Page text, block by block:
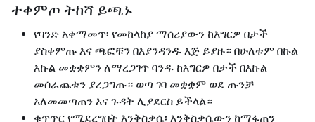
ተቀምጦ ትከሻ ይጫኑ
የባንድ አቀማመጥ፡ የመከላከያ ማሰሪያውን ከእግርዎ በታች
ያስቀምጡ እና ጫፎቹን በእያንዳንዱ እጅ ይያዙ። በሁለቱም በኩል
እኩል መቋቋምን ለማረጋገጥ ባንዱ ከእግርዎ በታች በእኩል
መሰራጨቱን ያረጋግጡ። ወጣ ገባ መቋቋም ወደ ጡንቻ
አለመመጣጠን እና ጉዳት ሊያደርስ ይችላል።
ቁጥጥር የሚደረግበት እንቅስቃሴ፡ እንቅስቃሴውን ከማፋጠን